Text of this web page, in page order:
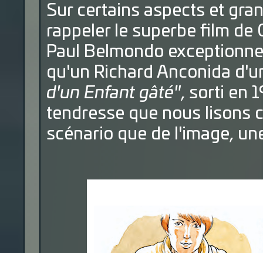
Sur certains aspects et
rappeler le superbe film de
Paul Belmondo
qu'un Richard Anconida
d'un Enfant gâté", sorti en
tendresse que nous lisons
scénario que de l'image,